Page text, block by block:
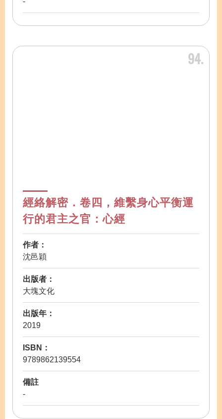
94
經絡解密．卷四，維繫身心平衡運
行的君主之官：心經
作者：
沈邑穎
出版者：
大塊文化
出版年：
2019
ISBN：
9789862139554
備註
-